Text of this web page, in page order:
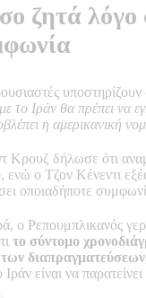
ζητά λόγο
υποστηρίζουν
το Ιράν θα πρέπει να
η αμερικανική
Κρουζ δήλωσε ότι
ενώ ο Τζον Κένεντι
οποιαδήποτε
ο Ρεπουμπλικανός
το σύντομο
των
είναι να παρατείνει